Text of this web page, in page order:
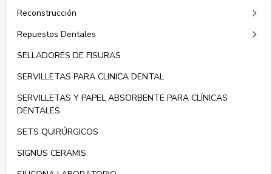
Reconstrucción keyboard_arrow_right
Repuestos Dentales keyboard_arrow_right
SELLADORES DE FISURAS
SERVILLETAS PARA CLINICA DENTAL
SERVILLETAS Y PAPEL ABSORBENTE PARA CLÍNICAS
DENTALES
SETS QUIRÚRGICOS
SIGNUS CERAMIS